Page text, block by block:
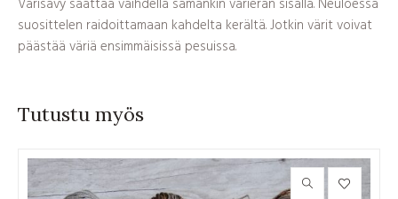
Värisävy saattaa vaihdella samankin värierän sisällä. Neuloessa
suosittelen raidoittamaan kahdelta kerältä. Jotkin värit voivat
päästää väriä ensimmäisissä pesuissa.
Tutustu myös